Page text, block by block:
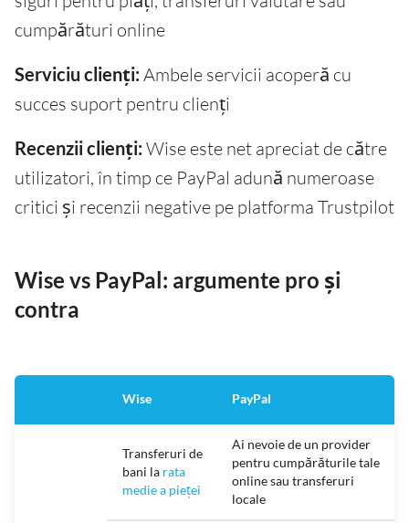
cumpărături online
Serviciu clienți: Ambele servicii acoperă cu
succes suport pentru clienți
Recenzii clienți: Wise este net apreciat de către
utilizatori, în timp ce PayPal adună numeroase
critici și recenzii negative pe platforma Trustpilot
Wise vs PayPal: argumente pro și
contra
Wise PayPal
Transferuri de
bani la rata
medie a pieței
Ai nevoie de un provider
pentru cumpărăturile tale
online sau transferuri
locale